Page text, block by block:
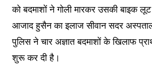
को बदमाशों ने गोली मारकर उसकी बाइक
आजाद हुसैन का इलाज सीवान सदर
पुलिस ने चार अज्ञात बदमाशों के खिलाफ
शुरू कर दी है।